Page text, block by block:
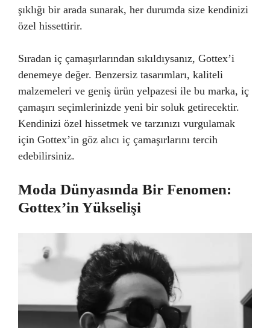
şıklığı bir arada sunarak, her durumda size kendinizi
özel hissettirir.
Sıradan iç çamaşırlarından sıkıldıysanız, Gottex’i
denemeye değer. Benzersiz tasarımları, kaliteli
malzemeleri ve geniş ürün yelpazesi ile bu marka, iç
çamaşırı seçimlerinizde yeni bir soluk getirecektir.
Kendinizi özel hissetmek ve tarzınızı vurgulamak
için Gottex’in göz alıcı iç çamaşırlarını tercih
edebilirsiniz.
Moda Dünyasında Bir Fenomen:
Gottex’in Yükselişi